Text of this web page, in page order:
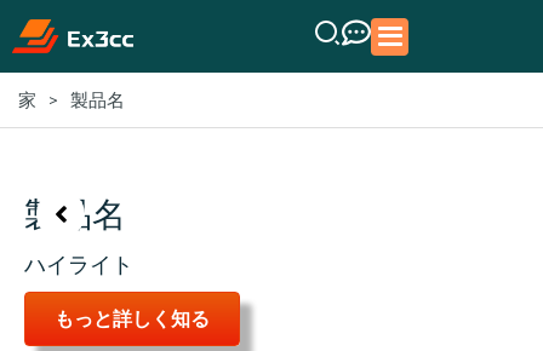
家 > 製品名
製品名
ハイライト
もっと詳しく知る